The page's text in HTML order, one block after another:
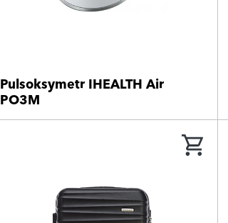
Pulsoksymetr IHEALTH Air
PO3M